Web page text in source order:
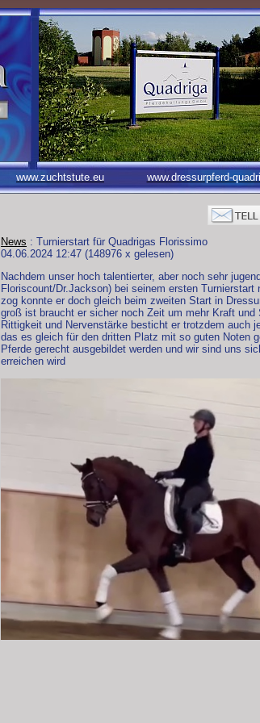
www.zuchtstute.eu www.dressurpferd-
News : Turnierstart für Quadrigas Florissimo
04.06.2024 12:47 (148976 x gelesen)
Nachdem unser hoch talentierter, aber noch sehr
Floriscount/Dr.Jackson) bei seinem ersten
zog konnte er doch gleich beim zweiten Start in
groß ist braucht er sicher noch Zeit um mehr Kraft
Rittigkeit und Nervenstärke besticht er trotzdem auch
das es gleich für den dritten Platz mit so guten Noten
Pferde gerecht ausgebildet werden und wir sind uns
erreichen wird